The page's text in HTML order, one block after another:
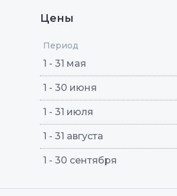
Цены
Период
1 - 31 мая
1 - 30 июня
1 - 31 июля
1 - 31 августа
1 - 30 сентября